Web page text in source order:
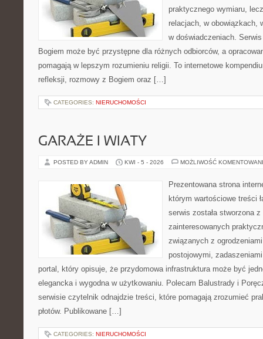
praktycznego wymiaru,
relacjach, w obowiązkach,
w doświadczeniach.
Bogiem może być przystępne dla różnych odbiorców, a
pomagają w lepszym rozumieniu religii. To internetowe
refleksji, rozmowy z Bogiem oraz […]
CATEGORIES: NIERUCHOMOŚCI
GARAŻE I WIATY
POSTED BY ADMIN KWI - 5 - 2026 MOŻLIWOŚĆ
Prezentowana strona
którym wartościowe treści
serwis została stworzona
zainteresowanych
związanych z
postojowymi,
portal, który opisuje, że przydomowa infrastruktura może być
elegancka i wygodna w użytkowaniu. Polecam Balustrady i
serwisie czytelnik odnajdzie treści, które pomagają zrozumieć
płotów. Publikowane […]
CATEGORIES: NIERUCHOMOŚCI